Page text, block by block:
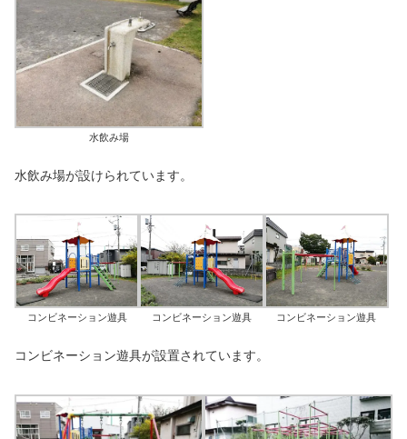
水飲み場
水飲み場が設けられています。
コンビネーション遊具 コンビネーション遊具 コンビネーション遊具
コンビネーション遊具が設置されています。